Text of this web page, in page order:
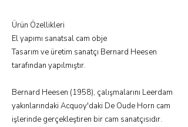
Ürün Özellikleri
El yapımı sanatsal cam obje
Tasarım ve üretim sanatçı Bernard Heesen
tarafından yapılmıştır.
Bernard Heesen (1958), çalışmalarını Leerdam
yakınlarındaki Acquoy'daki De Oude Horn cam
işlerinde gerçekleştiren bir cam sanatçısıdır.